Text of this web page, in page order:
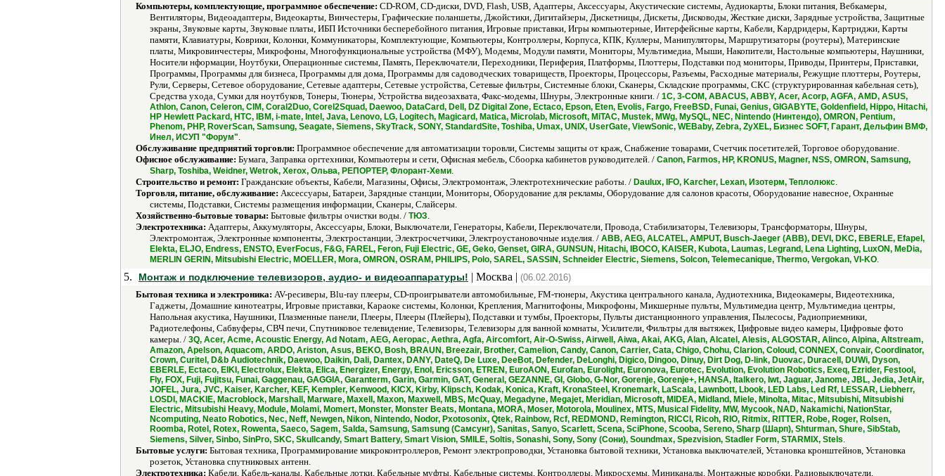
Компьютеры, комплектующие, программное обеспечение: CD-ROM, CD-диски, DVD, Flash, USB, Адаптеры, Аксессуары, Акустические системы, Аудиокарты, Блоки питания, Вебкамеры,
Вентиляторы, Видеоадаптеры, Видеокарты, Винчестеры, Графические поланшеты, Джойстики, Дигитайзеры, Дискетницы, Дискеты, Дисководы, Жесткие диски, Зарядные устройства, Защитные
экраны, Звуковые карты, Звуковые платы, ИБП Источники бесперебойного питания, Игровые приставки, Игры компьютерные, Интерфейсные карты, Кабели, Кардридеры, Картриджи, Карты
памяти, Клавиатуры, Коврики, Колонки, Коммуникаторы, Комплектующие, Компьютеры, Контроллеры, Корпуса, КПК, Куллеры, Манипуляторы, Маршрутизаторы (роутеры), Материнские
платы, Микровинчестеры, Микрофоны, Многофункциональные устройства (МФУ), Модемы, Модули памяти, Мониторы, Мультимедиа, Мыши, Накопители, Настольные компьютеры, Наушники,
Носители нформации, Ноутбуки, Операционные системы, Память, Переключатели, Переходники, Периферия, Платформы, Плоттеры, Подставки под мониторы, Приводы, Принтеры, Приставки,
Программы, Программы для бизнеса, Программы для дома, Программы для садоводческих товариществ, Проекторы, Процессоры, Разъемы, Расходные материалы, Режущие плоттеры, Роутеры,
Рули, Серверы, Сетевое оборудование, Сетевые адаптеры, Сетевые устройства, Сетевые фильтры, Системные блоки, Сканеры, Складские программы, СКС (структурированная кабельная сеть),
Средства ухода, Сумки для ноутбуков, Тонеры, Тюнеры, Устройства видеозахвата, Факс-модемы, Шнуры, Электронные книги. / 1С, 3-COM, ABACUS, ABBY, Acer, Acorp, AGFA, AMD, ASUS,
Athlon, Canon, Celeron, CIM, Coral2Duo, Corel2Squad, Daewoo, DataCard, Dell, DZ Digital Zone, Ectaco, Epson, Eten, Evolis, Fargo, FreeBSD, Funai, Genius, GIGABYTE, Goldenfield, Hippo, Hitachi,
HP Hewlett Packard, HTC, IBM, i-mate, Intel, Java, Lenovo, LG, Logitech, Magicard, Matica, Microlab, Microsoft, MiTAC, Mustek, MWg, MySQL, NEC, Nintendo (Нинтендо), OMRON, Pentium,
Phenom, PHP, RoverScan, Samsung, Seagate, Siemens, SkyTrack, SONY, StandardSite, Toshiba, Umax, UNIX, UserGate, ViewSonic, WEBaby, Zebra, ZyXEL, Бизнес SOFT, Гарант, Дельфин ВМФ,
Инел, ИСУП "Форум".
Обслуживание предприятий торговли: Программное обеспечение для автоматизации торовли, Системы защиты от краж, Снабжение товарами, Счетчик посетителей, Торговое оборудование.
Офисное обслуживание: Бумага, Заправка оргтехники, Компьютеры и сети, Офисная мебель, Сбоорка кабинетов руководителей. / Canon, Farmos, HP, KRONUS, Magner, NSS, OMRON, Samsung,
Sharp, Toshiba, Weidner, Wetrok, Xerox, Ольва, РЕПОРТЕР, Флорант-Хеми.
Строительство и ремонт: Гражданские объекты, Кабели, Магазины, Офисы, Электромонтаж, Электротехнические работы. / Daulux, IFO, Karcher, Lexan, Изотерм, Теплолюкс.
Торговля, питание, обслуживание: Аксессуары, Батареи, Зарядные станции, Мониторы, Оборудование для рекламы, Оборудование для салонов красоты, Оборудование навесное, Охранные
системы, Подставки, Системы размещения информации, Сканеры, Слайсеры.
Хозяйственно-бытовые товары: Бытовые фильтры очистки воды. / ТЮЗ.
Электротехника: Адаптеры, Аккумуляторы, Аксессуары, Блоки, Выключатели, Генераторы, Кабели, Переключатели, Провода, Стабилизаторы, Телевизоры, Трансформаторы, Шнуры,
Электромонтаж, Электронные компоненты, Электростанции, Электросчетчики, Электроустановочные изделия. / ABB, AEG, ALCATEL, AMPUT, Busch-Jaeger (ABB), DEVI, DKC, EBERLE, Efapel,
Elekta, ELJO, Endress, ENSTO, EverFocus, F&G, FAREL, Feron, Fuji Electric, GE, Geko, Genset, GIRA, GUNSUN, Hitachi, IBOCO, KAISER, Kubota, Laumas, Legrand, Lena Lighting, LuxON, MeDia,
MERLIN GERIN, Mitsubishi Electric, MOELLER, Mora, OMRON, OSRAM, PHILIPS, Polo, SAREL, SASSIN, Schneider Electric, Siemens, Solcon, Telemecanique, Thermo, Vergokan, VI-KO.
5. Монтаж и подключение телевизоров, аудио- и видеоаппаратуры! | Москва | (06.02.2016)
Бытовая техника и электроника: AV-ресиверы, Blu-ray плееры, CD-проигрыватели автомобильные, FM-тюнеры, Акустика центрального канала, Аудиотехника, Видеокамеры, Видеотехника,
Гаджеты, Домашние кинотеатры, Игровые приставки, Караоке системы, Колонки, Крепления, Магнитофоны, Микрофоны, Микшерные пульты, Мультимедиа центр, Мультимедиа центры,
Напольная акустика, Наушники, Плазменные панели, Плееры, Плееры (Плейеры), Подставки и тумбы, Проекторы, Пульты дистанционного управления, Пылесосы, Радиоприемники,
Радиотелефоны, Сабвуферы, СВЧ печи, Спутниковое телевидение, Телевизоры, Телевизоры для ванной комнаты, Усилители, Фильтры для вытяжек, Цифровые видео камеры, Цифровые фото
камеры. / 3Q, Acer, Acme, Acoustic Energy, Ad Notam, AEG, Aeropac, Aethra, Agfa, Aircomfort, Air-O-Swiss, Airwell, Aiwa, Akai, AKG, Alan, Alcatel, Alesis, ALGOSTAR, Alinco, Alpina, Altstream,
Amazon, Apelson, Aquacom, ARDO, Ariston, Asus, BEKO, Bosh, BRAUN, Breezair, Brother, Camelion, Candy, Canon, Carrier, Cata, Chigo, Chohu, Clarion, Coloud, CONNEX, Convair, Coordinator,
Crown, Curitel, D&b Audiotechnik, Daewoo, Daikin, Dali, Dantex, DANY, DateQ, De Luxe, DeeBot, Defender, DeLonghi, Digico, Dingoo, Dinuy, Dirt Dog, D-link, Duovac, Duracell, DUWi, Dyson,
EBERLE, Ectaco, EIKI, Electrolux, Elekta, Elica, Energizer, Energy, Enol, Ericsson, ETREN, EuroAON, Eurofan, Eurolight, Euronova, Eurotec, Evolution, Evolution Robotics, Exeq, Ezrider, Festool,
Fly, FOX, Fuji, Fujitsu, Funai, Gaggenau, GAGGIA, Garanterm, Garin, Garmin, GAT, General, GEZANNE, GI, Globo, G-Nor, Gorenje, Gorenje+, HANSA, Italkero, Iwt, Jaguar, Janome, JBL, Jedia, JetAir,
JOFEL, Jura, JVC, Kaiser, Karcher, KEF, Kempler, Kenwood, KICX, Kirby, Klipsch, Kodak, Konica, Kraft, KronaSteel, Kronemark, LaScala, Lawnbott, Lbook, LED Labs, Led Rf, LESSAR, Liebherr,
LOSDI, MACKIE, Macroblock, Marshall, Marware, Maxell, Maxon, Maxwell, MBS, McQuay, Megadyne, Megajet, Meridian, Microsoft, MIDEA, Midland, Miele, Minolta, Mitac, Mitsubishi, Mitsubishi
Electric, Mitsubishi Heavy, Module, Molami, Momert, Monster, Monster Beats, Montana, MORA, Moser, Motorola, Moulinex, MTS, Musical Fidelity, MW, Mycook, NAD, Nakamichi, NationStar,
Ncomputing, Neato Robotics, Nec, Neff, Newgen, Nikon, Nintendo, Nodor, Pxotosonix, Qtek, Rainbow, Rcf, REDMOND, Remington, RICCI, Ricoh, RIO, Ritmix, RITTER, Robe, Roger, Rolsen,
Roomba, Rotel, Rotex, Rowenta, Saeco, Sagem, Salda, Samsung, Samsung (Самсунг), Sanitas, Sanyo, Scarlett, Scena, SciPhone, Scooba, Sereno, Sharp (Шарп), Shturman, Shure, SibStab,
Siemens, Silver, Sinbo, SinPro, SKC, Skullcandy, Smart Battery, Smart Vision, SMILE, Soltis, Sonashi, Sony, Sony (Сони), Soundmax, Spezvision, Stadler Form, STARMIX, Stels.
Бытовые услуги: Бытовая техника, Программирование микроконтроллеров, Ремонт электропроводки, Установка бытовой техники, Установка выключателей, Установка кронштейнов, Установка
розеток, Установка спутниковых антенн.
Электротехника: Кабели, Кабель-каналы, Кабельные лотки, Кабельные муфты, Кабельные системы, Контроллеры, Микросхемы, Миниканалы, Монтажные коробки, Радиовыключатели,